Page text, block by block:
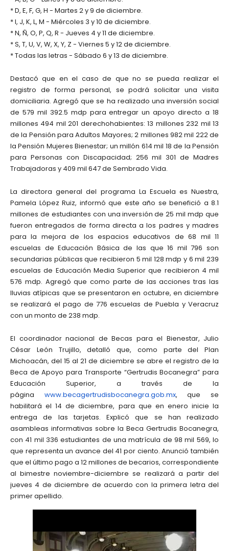
* D, E, F, G, H - Martes 2 y 9 de diciembre.
* I, J, K, L, M - Miércoles 3 y 10 de diciembre.
* N, Ñ, O, P, Q, R - Jueves 4 y 11 de diciembre.
* S, T, U, V, W, X, Y, Z - Viernes 5 y 12 de diciembre.
* Todas las letras - Sábado 6 y 13 de diciembre.
Destacó que en el caso de que no se pueda realizar el
registro de forma personal, se podrá solicitar una visita
domiciliaria. Agregó que se ha realizado una inversión social
de 579 mil 392.5 mdp para entregar un apoyo directo a 18
millones 494 mil 201 derechohabientes: 13 millones 232 mil 13
de la Pensión para Adultos Mayores; 2 millones 982 mil 222 de
la Pensión Mujeres Bienestar; un millón 614 mil 18 de la Pensión
para Personas con Discapacidad; 256 mil 301 de Madres
Trabajadoras y 409 mil 647 de Sembrado Vida.
La directora general del programa La Escuela es Nuestra,
Pamela López Ruiz, informó que este año se benefició a 8.1
millones de estudiantes con una inversión de 25 mil mdp que
fueron entregados de forma directa a los padres y madres
para la mejora de los espacios educativos de 68 mil 11
escuelas de Educación Básica de las que 16 mil 796 son
secundarias públicas que recibieron 5 mil 128 mdp y 6 mil 239
escuelas de Educación Media Superior que recibieron 4 mil
576 mdp. Agregó que como parte de las acciones tras las
lluvias atípicas que se presentaron en octubre, en diciembre
se realizará el pago de 776 escuelas de Puebla y Veracruz
con un monto de 238 mdp.
El coordinador nacional de Becas para el Bienestar, Julio
César León Trujillo, detalló que, como parte del Plan
Michoacán, del 15 al 21 de diciembre se abre el registro de la
Beca de Apoyo para Transporte “Gertrudis Bocanegra” para
Educación Superior, a través de la
página www.becagertrudisbocanegra.gob.mx, que se
habilitará el 14 de diciembre, para que en enero inicie la
entrega de las tarjetas. Explicó que se han realizado
asambleas informativas sobre la Beca Gertrudis Bocanegra,
con 41 mil 336 estudiantes de una matrícula de 98 mil 569, lo
que representa un avance del 41 por ciento. Anunció también
que el último pago a 12 millones de becarios, correspondiente
al bimestre noviembre-diciembre se realizará a partir del
jueves 4 de diciembre de acuerdo con la primera letra del
primer apellido.